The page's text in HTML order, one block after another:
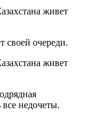
своей очереди.
все недочеты.